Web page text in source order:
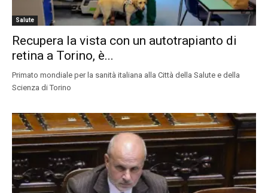
Salute
Recupera la vista con un autotrapianto di
retina a Torino, è...
Primato mondiale per la sanità italiana alla Città della Salute e della
Scienza di Torino